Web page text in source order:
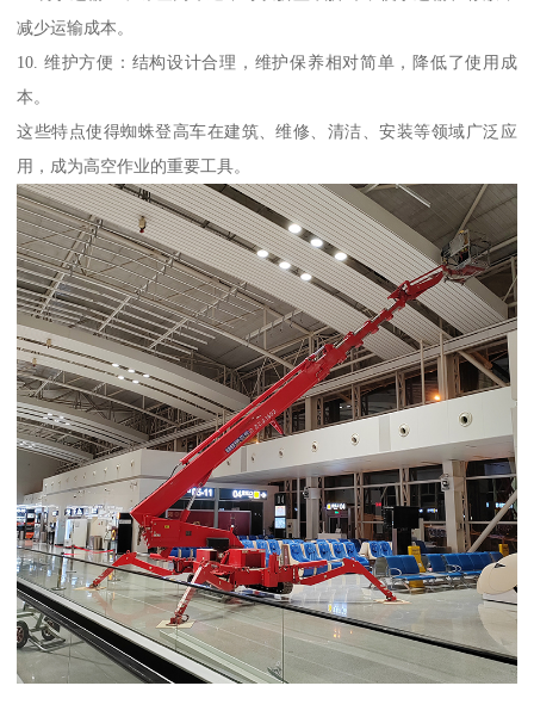
减少运输成本。
10. 维护方便：结构设计合理，维护保养相对简单，降低了使用成
本。
这些特点使得蜘蛛登高车在建筑、维修、清洁、安装等领域广泛应
用，成为高空作业的重要工具。